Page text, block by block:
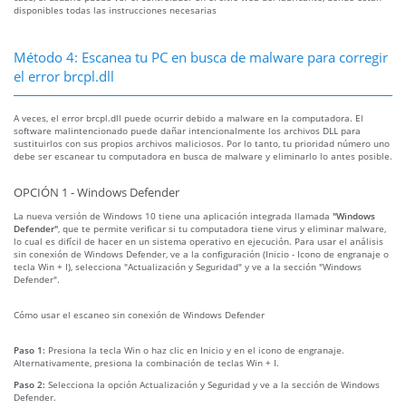
disponibles todas las instrucciones necesarias
Método 4: Escanea tu PC en busca de malware para corregir
el error brcpl.dll
A veces, el error brcpl.dll puede ocurrir debido a malware en la computadora. El
software malintencionado puede dañar intencionalmente los archivos DLL para
sustituirlos con sus propios archivos maliciosos. Por lo tanto, tu prioridad número uno
debe ser escanear tu computadora en busca de malware y eliminarlo lo antes posible.
OPCIÓN 1 - Windows Defender
La nueva versión de Windows 10 tiene una aplicación integrada llamada "Windows
Defender" , que te permite verificar si tu computadora tiene virus y eliminar malware,
lo cual es difícil de hacer en un sistema operativo en ejecución. Para usar el análisis
sin conexión de Windows Defender, ve a la configuración (Inicio - Icono de engranaje o
tecla Win + I), selecciona "Actualización y Seguridad" y ve a la sección "Windows
Defender".
Cómo usar el escaneo sin conexión de Windows Defender
Paso 1: Presiona la tecla Win o haz clic en Inicio y en el icono de engranaje.
Alternativamente, presiona la combinación de teclas Win + I.
Paso 2: Selecciona la opción Actualización y Seguridad y ve a la sección de Windows
Defender.